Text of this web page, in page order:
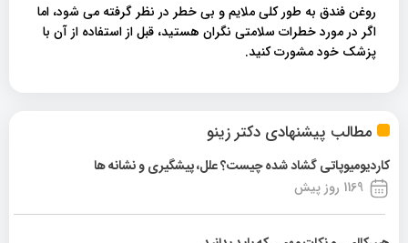
مطالب پیشنهادی دکتر زینو
کاردیومیوپاتی گشاد شده چیست؟ علل، پیشگیری و نشانه ها
1169 روز پیش
روغن فندق به طور کلی ملایم و بی خطر در نظر گرفته می شود، اما
اگر در مورد خطرات سلامتی نگران هستید، قبل از استفاده از آن با
پزشک خود مشورت کنید.